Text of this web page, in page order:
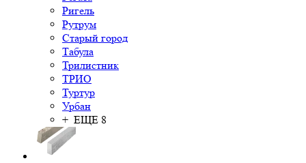
Ригель
Рутрум
Старый город
Табула
Трилистник
ТРИО
Туртур
Урбан
+ ЕЩЕ 8